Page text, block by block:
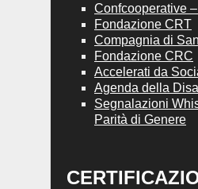
Confcooperative
Fondazione CRT
Compagnia di
Fondazione CRC
Accelerati da
Agenda della
Segnalazioni
Parità di Genere